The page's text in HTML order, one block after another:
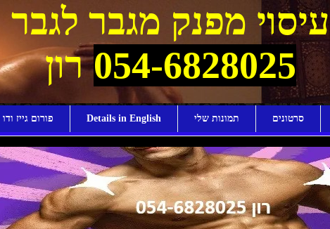
עיסוי מפנק מגבר לגבר
054-6828025רון
סרטונים תמונות שלי Details in English פורום גייז ודו